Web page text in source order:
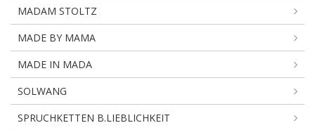
MADAM STOLTZ
MADE BY MAMA
MADE IN MADA
SOLWANG
SPRUCHKETTEN B.LIEBLICHKEIT